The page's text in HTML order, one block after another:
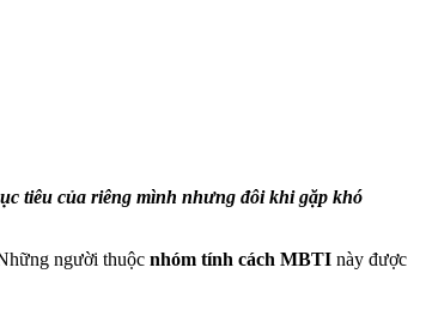
tiêu của riêng mình nhưng đôi khi gặp khó
người thuộc nhóm tính cách MBTI này được